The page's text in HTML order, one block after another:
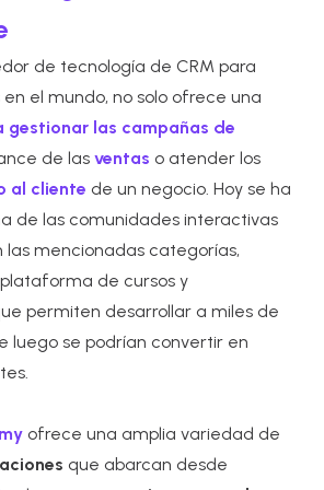
de tecnología de CRM para
el mundo, no solo ofrece una
las campañas de
de lasventas o atender los
al cliente de un negocio. Hoy se ha
de las comunidades interactivas
las mencionadas categorías,
plataforma de cursos y
permiten desarrollar a miles de
luego se podrían convertir en
ofrece una amplia variedad de
que abarcan desde